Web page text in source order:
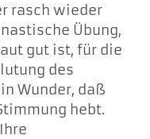
rasch wieder
Übung,
gut ist, für die
des
Wunder, daß
hebt.